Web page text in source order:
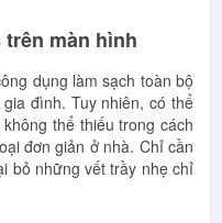
màn hình
dụng làm sạch toàn bộ
đình. Tuy nhiên, có thể
thể thiếu trong cách
đơn giản ở nhà. Chỉ cần
bỏ những vết trầy nhẹ chỉ